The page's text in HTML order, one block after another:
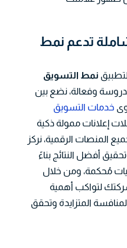
تدعم نمط
نمط التسويق
وفعالة، نضع بين
خدمات التسويق
إعلانات ممولة ذكية
المنصات الرقمية، نركز
أفضل النتائج بناءً
مُحكمة، ومن خلال
شركتك لتواكب أهمية
المتزايدة وتحقق